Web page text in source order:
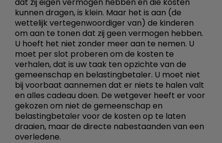
kunnen dragen, is klein. Maar het is aan (de
wettelijk vertegenwoordiger van) de kinderen
om aan te tonen dat zij geen vermogen hebben.
U hoeft het niet zonder meer aan te nemen. U
moet per slot proberen om de kosten te
verhalen, dat is uw taak ten opzichte van de
gemeenschap en belastingbetaler. U moet niet
bij voorbaat aannemen dat er niets te halen valt
en alles cadeau doen. De wetgever heeft er voor
gekozen om niet de gemeenschap en
belastingbetaler voor de kosten op te laten
draaien, maar de directe nabestaanden van een
overledene.